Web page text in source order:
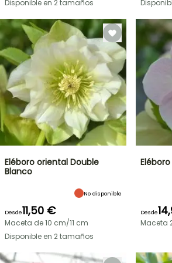
Disponible en 2 tamaños
Eléboro oriental Double
Blanco
No disponible
Desde11,50 €
Maceta de 10 cm/11 cm
Disponible en 2 tamaños
Desde
Maceta